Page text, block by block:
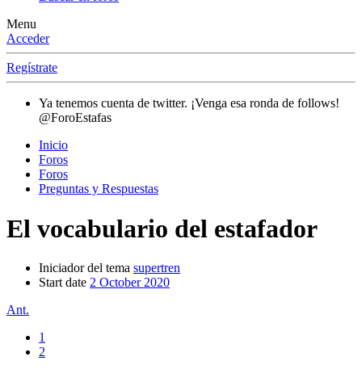
Menu
Acceder
Regístrate
Ya tenemos cuenta de twitter. ¡Venga esa ronda de follows!
@ForoEstafas
Inicio
Foros
Foros
Preguntas y Respuestas
El vocabulario del estafador
Iniciador del tema supertren
Start date 2 October 2020
Ant.
1
2